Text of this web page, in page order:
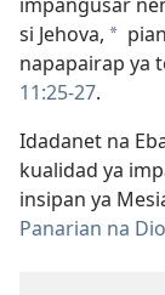
impangusar
si Jehova, a
napapairap ya
11:25-27.
Idadanet na
kualidad ya
insipan ya
Panarian na